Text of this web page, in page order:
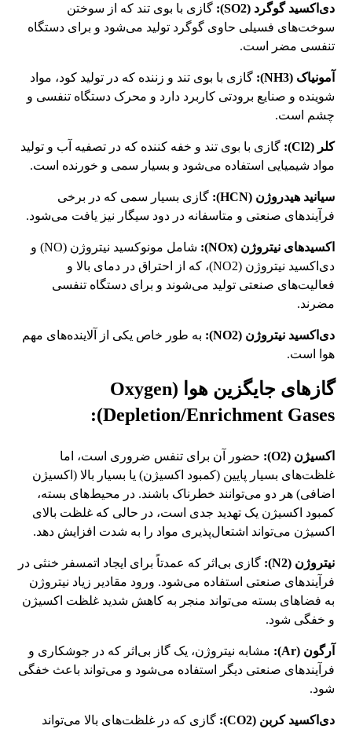
دی‌اکسید گوگرد (SO2):
گازی با بوی تند که از سوختن
سوخت‌های فسیلی حاوی گوگرد تولید می‌شود و برای دستگاه
تنفسی مضر است.
آمونیاک (NH3):
گازی با بوی تند و زننده که در تولید کود، مواد
شوینده و صنایع برودتی کاربرد دارد و محرک دستگاه تنفسی و
چشم است.
کلر (Cl2):
گازی با بوی تند و خفه کننده که در تصفیه آب و تولید
مواد شیمیایی استفاده می‌شود و بسیار سمی و خورنده است.
سیانید هیدروژن (HCN):
گازی بسیار سمی که در برخی
فرآیندهای صنعتی و متاسفانه در دود سیگار نیز یافت می‌شود.
اکسیدهای نیتروژن (NOx):
شامل مونوکسید نیتروژن (NO) و
دی‌اکسید نیتروژن (NO2)، که از احتراق در دمای بالا و
فعالیت‌های صنعتی تولید می‌شوند و برای دستگاه تنفسی
مضرند.
دی‌اکسید نیتروژن (NO2):
به طور خاص یکی از آلاینده‌های مهم
هوا است.
گازهای جایگزین هوا (Oxygen
Depletion/Enrichment Gases):
اکسیژن (O2):
حضور آن برای تنفس ضروری است، اما
غلظت‌های بسیار پایین (کمبود اکسیژن) یا بسیار بالا (اکسیژن
اضافی) هر دو می‌توانند خطرناک باشند. در محیط‌های بسته،
کمبود اکسیژن یک تهدید جدی است، در حالی که غلظت بالای
اکسیژن می‌تواند اشتعال‌پذیری مواد را به شدت افزایش دهد.
نیتروژن (N2):
گازی بی‌اثر که عمدتاً برای ایجاد اتمسفر خنثی در
فرآیندهای صنعتی استفاده می‌شود. ورود مقادیر زیاد نیتروژن
به فضاهای بسته می‌تواند منجر به کاهش شدید غلظت اکسیژن
و خفگی شود.
آرگون (Ar):
مشابه نیتروژن، یک گاز بی‌اثر که در جوشکاری و
فرآیندهای صنعتی دیگر استفاده می‌شود و می‌تواند باعث خفگی
شود.
دی‌اکسید کربن (CO2):
گازی که در غلظت‌های بالا می‌تواند